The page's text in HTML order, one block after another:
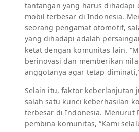
tantangan yang harus dihadapi
mobil terbesar di Indonesia.
seorang pengamat otomotif,
yang dihadapi adalah
ketat dengan komunitas lain.
berinovasi dan memberikan
anggotanya agar tetap
Selain itu, faktor keberlanjutan
salah satu kunci keberhasilan
terbesar di Indonesia. Menurut
pembina komunitas, “Kami